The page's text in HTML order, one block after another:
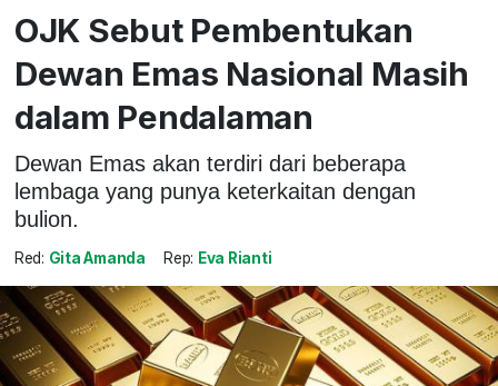
OJK Sebut Pembentukan
Dewan Emas Nasional Masih
dalam Pendalaman
Dewan Emas akan terdiri dari beberapa
lembaga yang punya keterkaitan dengan
bulion.
Red: Gita Amanda Rep: Eva Rianti